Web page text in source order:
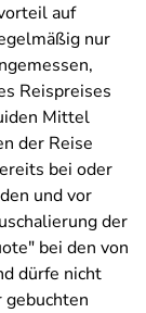
auf
nur
Reispreises
Mittel
der Reise
bei oder
und vor
der
bei den von
dürfe nicht
gebuchten